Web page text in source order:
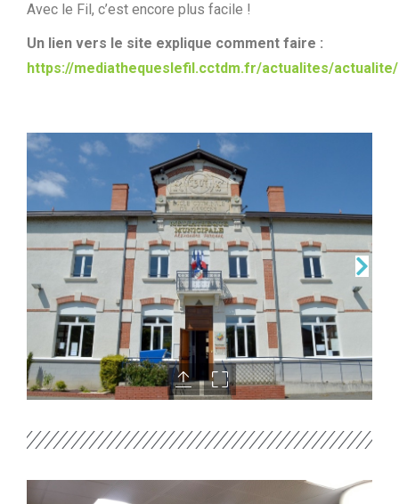
Avec le Fil, c’est encore plus facile !
Un lien vers le site explique comment faire :
https://mediathequeslefil.cctdm.fr/actualites/actualite/